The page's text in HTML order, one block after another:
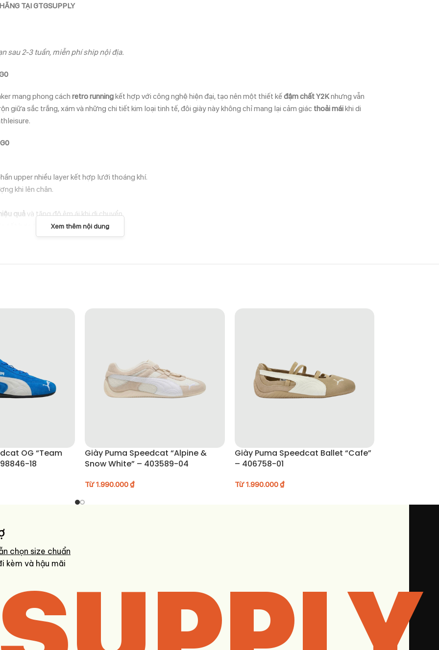
TẠI GTGSUPPLY
sau 2-3 tuần, miễn phí ship nội địa.
mang phong cách retro runningkết hợp với công nghệ hiện đại, tạo nên một thiết kếđậm chất Y2Knhưng vẫn
giữa sắc trắng, xám và những chi tiết kim loại tinh tế, đôi giày này không chỉ mang lại cảm giác thoải máikhi di
upper nhiều layer kết hợp lưới thoáng khí.
khi lên chân.
quả và tăng độ êm ái khi di chuyển.
tốt hơn trong từng bước đi.
hiện đại.
trên nhiều loại địa hình.
chân.
vẫn rất hợp xu hướng hiện tại.
chuyển dễ dàng.
bám đường trên nhiều bề mặt khác nhau.
upper, tránh dùng hóa chất mạnh.
lâu hơn.
Xem thêm nội dung
OG “Team
18
Giày Puma Speedcat “Alpine &
Snow White” – 403589-04
Từ1.990.000₫
Giày Puma Speedcat Ballet “Cafe”
– 406758-01
Từ1.990.000₫
chọn size chuẩn
kèm và hậu mãi